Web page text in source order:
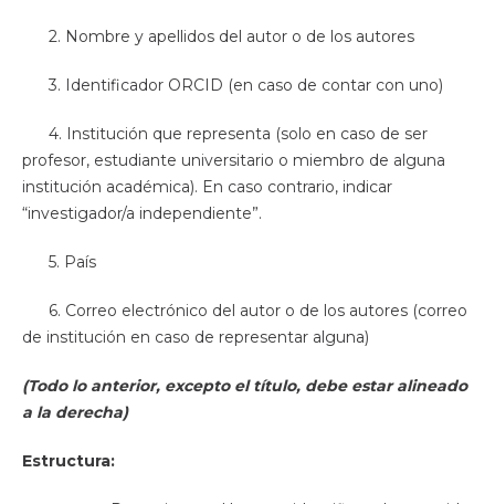
2. Nombre y apellidos del autor o de los autores
3. Identificador ORCID (en caso de contar con uno)
4. Institución que representa (solo en caso de ser
profesor, estudiante universitario o miembro de alguna
institución académica). En caso contrario, indicar
“investigador/a independiente”.
5. País
6. Correo electrónico del autor o de los autores (correo
de institución en caso de representar alguna)
(Todo lo anterior, excepto el título, debe estar alineado
a la derecha)
Estructura: